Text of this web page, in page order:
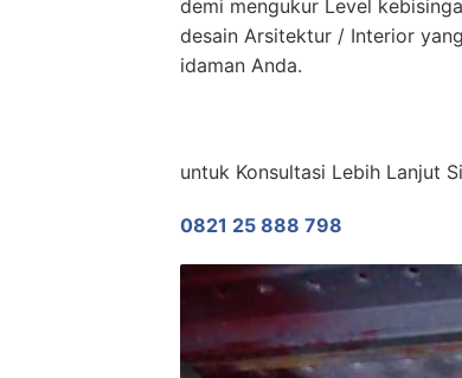
demi mengukur Level
desain Arsitektur / Interior
idaman Anda.
untuk Konsultasi Lebih Lanjut
0821 25 888 798